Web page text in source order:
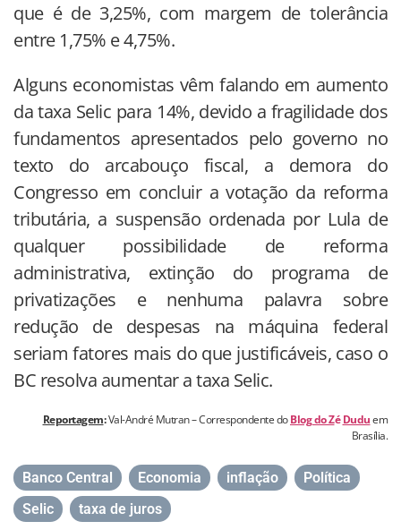
que é de 3,25%, com margem de tolerância
entre 1,75% e 4,75%.
Alguns economistas vêm falando em aumento
da taxa Selic para 14%, devido a fragilidade dos
fundamentos apresentados pelo governo no
texto do arcabouço fiscal, a demora do
Congresso em concluir a votação da reforma
tributária, a suspensão ordenada por Lula de
qualquer possibilidade de reforma
administrativa, extinção do programa de
privatizações e nenhuma palavra sobre
redução de despesas na máquina federal
seriam fatores mais do que justificáveis, caso o
BC resolva aumentar a taxa Selic.
Reportagem:Val-André Mutran – Correspondente doBlog do ZéDuduem
Brasília.
Banco Central Economia inflação Política
Selic
taxa de juros